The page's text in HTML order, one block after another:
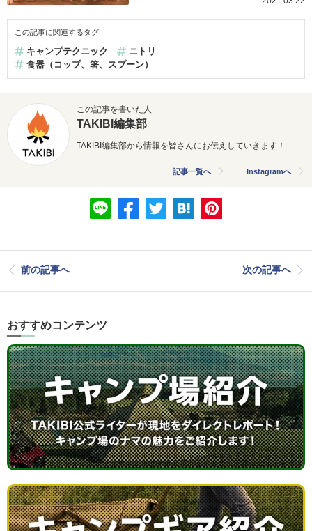
この記事に関連するタグ
キャンプテクニック
ニトリ
食器（コップ、箸、スプーン）
この記事を書いた人
TAKIBI編集部
TAKIBI編集部から情報を皆さんにお伝えしていきます！
記事一覧へ Instagramへ
前の記事へ 次の記事へ
おすすめコンテンツ